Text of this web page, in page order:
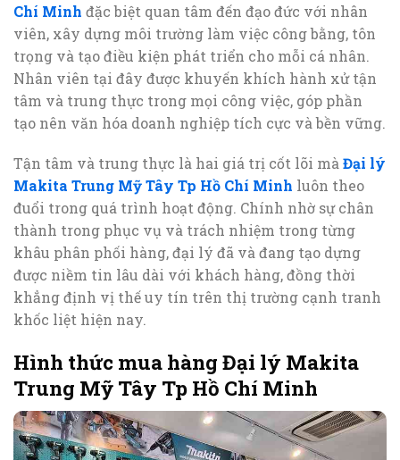
Chí Minh đặc biệt quan tâm đến đạo đức với nhân
viên, xây dựng môi trường làm việc công bằng, tôn
trọng và tạo điều kiện phát triển cho mỗi cá nhân.
Nhân viên tại đây được khuyến khích hành xử tận
tâm và trung thực trong mọi công việc, góp phần
tạo nên văn hóa doanh nghiệp tích cực và bền vững.
Tận tâm và trung thực là hai giá trị cốt lõi màĐại lý
Makita Trung Mỹ Tây Tp Hồ Chí Minh luôn theo
đuổi trong quá trình hoạt động. Chính nhờ sự chân
thành trong phục vụ và trách nhiệm trong từng
khâu phân phối hàng, đại lý đã và đang tạo dựng
được niềm tin lâu dài với khách hàng, đồng thời
khẳng định vị thế uy tín trên thị trường cạnh tranh
khốc liệt hiện nay.
Hình thức mua hàng Đại lý Makita
Trung Mỹ Tây Tp Hồ Chí Minh